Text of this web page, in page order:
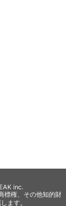
inc.
標権、その他知的財
ます。